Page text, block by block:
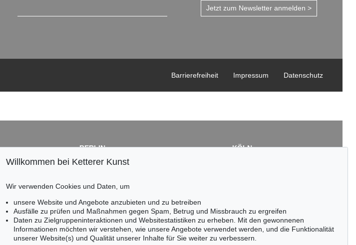
Jetzt zum Newsletter anmelden >
Datenschutz
Impressum
Barrierefreiheit
BERLIN
Dr. Simone Wiechers
Tel.: +49 (0)30 88 67 53-63
Fax: +49 (0)30 88 67 56-43
infoberlin@kettererkunst.de
KÖLN
infokoeln@kettererkunst.de
Willkommen bei Ketterer Kunst
Wir verwenden Cookies und Daten, um
unsere Website und Angebote anzubieten und zu betreiben
Ausfälle zu prüfen und Maßnahmen gegen Spam, Betrug und Missbrauch zu ergreifen
Daten zu Zielgruppeninteraktionen und Websitestatistiken zu erheben. Mit den gewonnenen
Informationen möchten wir verstehen, wie unsere Angebote verwendet werden, und die Funktionalität
unserer Website(s) und Qualität unserer Inhalte für Sie weiter zu verbessern.